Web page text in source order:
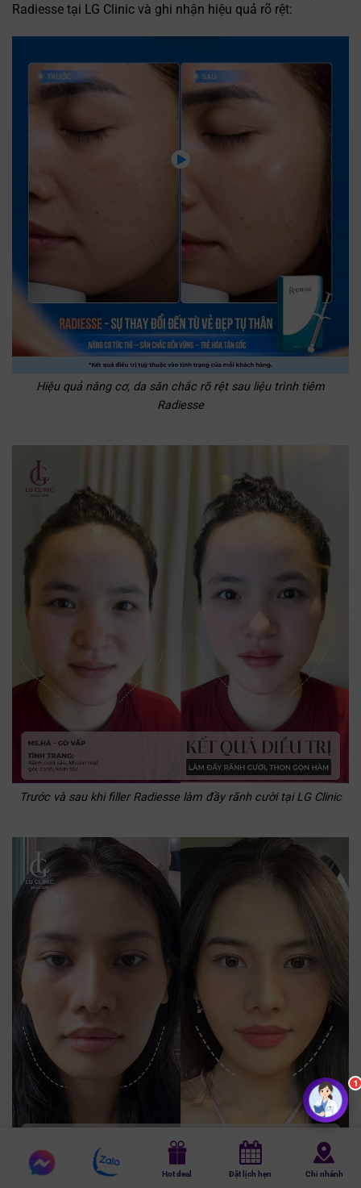
Radiesse tại LG Clinic và ghi nhận hiệu quả rõ rệt:
Hiệu quả nâng cơ, da săn chắc rõ rệt sau liệu trình tiêm
Radiesse
Trước và sau khi filler Radiesse làm đầy rãnh cười tại LG Clinic
Chat
messenger
Chat Hot deal Đặt lịch hẹn Chi nhánh